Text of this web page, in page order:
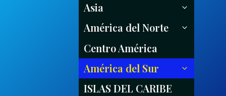
Asia
Alternar
América del Norte Alternar
Centro América
América del Sur
Alternar
ISLAS DEL CARIBE